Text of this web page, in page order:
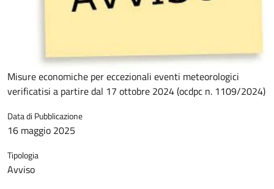
Misure economiche per eccezionali eventi meteorologici
verificatisi a partire dal 17 ottobre 2024 (ocdpc n. 1109/2024)
Data di Pubblicazione
16 maggio 2025
Tipologia
Avviso